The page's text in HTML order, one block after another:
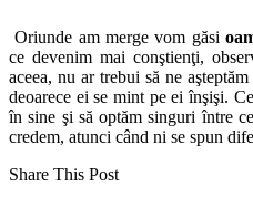
Oriunde am merge vom găsi
ce devenim mai conştienţi,
aceea, nu ar trebui să ne
deoarece ei se mint pe ei înşişi.
în sine şi să optăm singuri între
credem, atunci când ni se spun
Share This Post